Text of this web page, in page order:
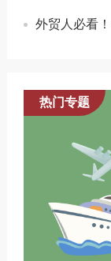
外贸人必看
热门专题